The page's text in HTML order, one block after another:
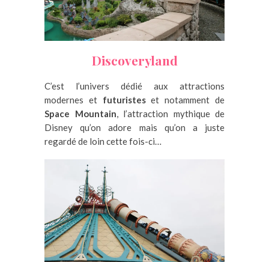
Discoveryland
C’est l’univers dédié aux attractions
modernes et futuristeset notamment de
Space Mountain, l’attraction mythique de
Disney qu’on adore mais qu’on a juste
regardé de loin cette fois-ci…